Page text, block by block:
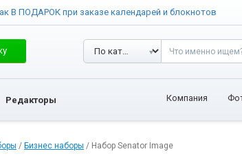
В ПОДАРОК при заказе календарей и блокнотов
Редакторы Компания
/ Бизнес наборы / Набор Senator Image